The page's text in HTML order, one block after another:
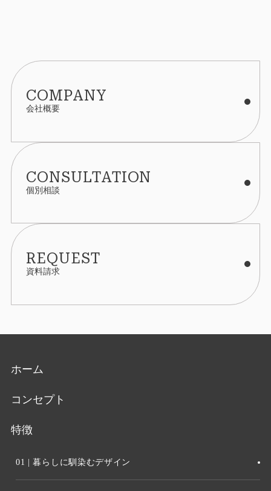
COMPANY
会社概要
CONSULTATION
個別相談
REQUEST
資料請求
ホーム
コンセプト
特徴
01 | 暮らしに馴染むデザイン